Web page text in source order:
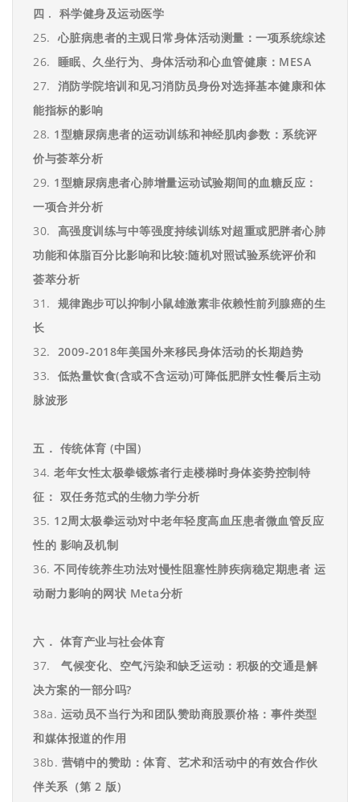
四 . 科学健身及运动医学
25. 心脏病患者的主观日常身体活动测量：一项系统综述
26. 睡眠、久坐行为、身体活动和心血管健康： MESA
27. 消防学院培训和见习消防员身份对选择基本健康和体
能指标的影响
28. 1型糖尿病患者的运动训练和神经肌肉参数：系统评
价与荟萃分析
29. 1型糖尿病患者心肺增量运动试验期间的血糖反应：
一项合并分析
30. 高强度训练与中等强度持续训练对超重或肥胖者心肺
功能和体脂百分比影响和比较:随机对照试验系统评价和
荟萃分析
31. 规律跑步可以抑制小鼠雄激素非依赖性前列腺癌的生
长
32. 2009-2018年美国外来移民身体活动的长期趋势
33. 低热量饮食(含或不含运动)可降低肥胖女性餐后主动
脉波形
五． 传统体育 (中国)
34. 老年女性太极拳锻炼者行走楼梯时身体姿势控制特
征： 双任务范式的生物力学分析
35. 12周太极拳运动对中老年轻度高血压患者微血管反应
性的 影响及机制
36. 不同传统养生功法对慢性阻塞性肺疾病稳定期患者 运
动耐力影响的网状 Meta分析
六． 体育产业与社会体育
37. 气候变化、空气污染和缺乏运动：积极的交通是解
决方案的一部分吗?
38a. 运动员不当行为和团队赞助商股票价格：事件类型
和媒体报道的作用
38b. 营销中的赞助：体育、艺术和活动中的有效合作伙
伴关系（第 2 版)